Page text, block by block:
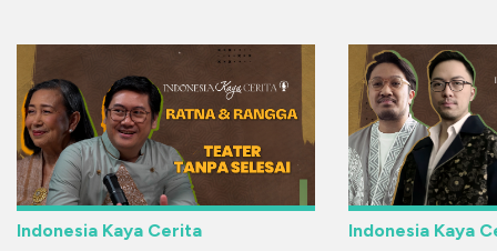
Indonesia Kaya Cerita Indonesia Kaya